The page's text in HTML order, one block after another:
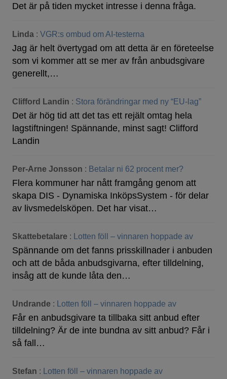
Det är på tiden mycket intresse i denna fråga.
Linda : VGR:s ombud om AI-testerna
Jag är helt övertygad om att detta är en företeelse
som vi kommer att se mer av från anbudsgivare
generellt,…
Clifford Landin : Stora förändringar med ny “EU-lag”
Det är hög tid att det tas ett rejält omtag hela
lagstiftningen! Spännande, minst sagt! Clifford
Landin
Per-Arne Jonsson : Betalar ni 62 procent mer?
Flera kommuner har nått framgång genom att
skapa DIS - Dynamiska InköpsSystem - för delar
av livsmedelsköpen. Det har visat…
Skattebetalare : Lotten föll – vinnaren hoppade av
Spännande om det fanns prisskillnader i anbuden
och att de båda anbudsgivarna, efter tilldelning,
insåg att de kunde låta den…
Undrande : Lotten föll – vinnaren hoppade av
Får en anbudsgivare ta tillbaka sitt anbud efter
tilldelning? Är de inte bundna av sitt anbud? Får i
så fall…
Stefan : Lotten föll – vinnaren hoppade av